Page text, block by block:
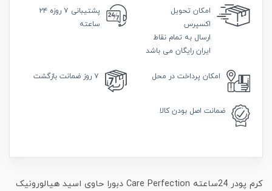
امکان تحویل
اکسپرس
ارسال به تمام نقاط
ایران رایگان می باشد
پشتیبانی
۷ روزه ۲۴
ساعته
امکان پرداخت در محل ۷ روز ضمانت بازگشت
ضمانت اصل بودن کالا
کرم پودر 24ساعته Care Perfection دبورا حاوی اسید هیالورونیک